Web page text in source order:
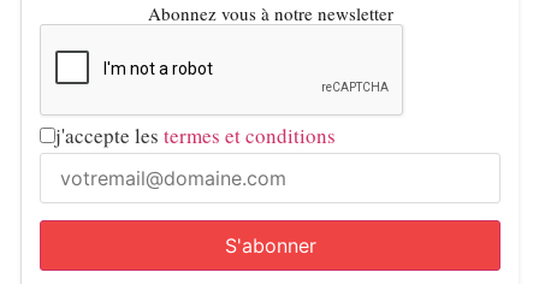
Abonnez vous à notre newsletter
j'accepte les termes et conditions